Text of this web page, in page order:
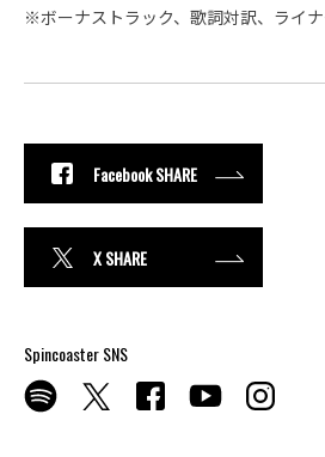
※ボーナストラック、歌詞対訳、ライナ
Facebook SHARE
X SHARE
Spincoaster SNS